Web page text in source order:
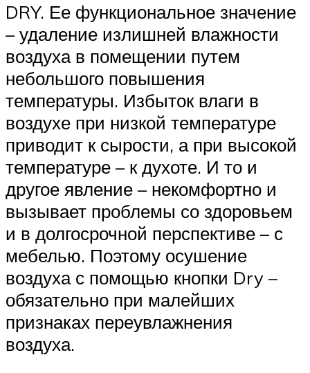
DRY. Ее функциональное значение
– удаление излишней влажности
воздуха в помещении путем
небольшого повышения
температуры. Избыток влаги в
воздухе при низкой температуре
приводит к сырости, а при высокой
температуре – к духоте. И то и
другое явление – некомфортно и
вызывает проблемы со здоровьем
и в долгосрочной перспективе – с
мебелью. Поэтому осушение
воздуха с помощью кнопки Dry –
обязательно при малейших
признаках переувлажнения
воздуха.